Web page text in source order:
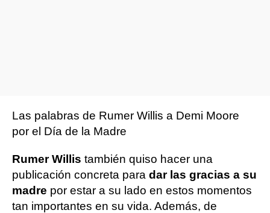
Las palabras de Rumer Willis a Demi Moore
por el Día de la Madre
Rumer Willis también quiso hacer una
publicación concreta para dar las gracias a su
madre por estar a su lado en estos momentos
tan importantes en su vida. Además, de